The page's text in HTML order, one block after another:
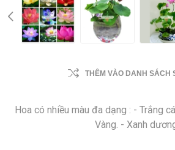
THÊM VÀO DANH SÁCH
Hoa có nhiều màu đa dạng : - Trắng
Vàng. - Xanh